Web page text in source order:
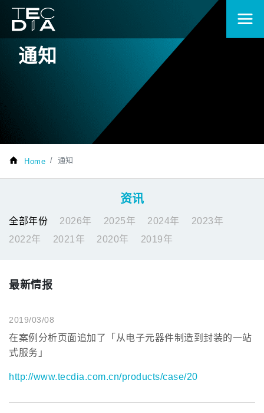
通知
Home 通知
资讯
全部年份 2026年 2025年 2024年
2023年
2022年
2021年 2020年 2019年
最新情报
2019/03/08
在案例分析页面追加了「从电子元器件制造到封装的一站
式服务」
http://www.tecdia.com.cn/products/case/20